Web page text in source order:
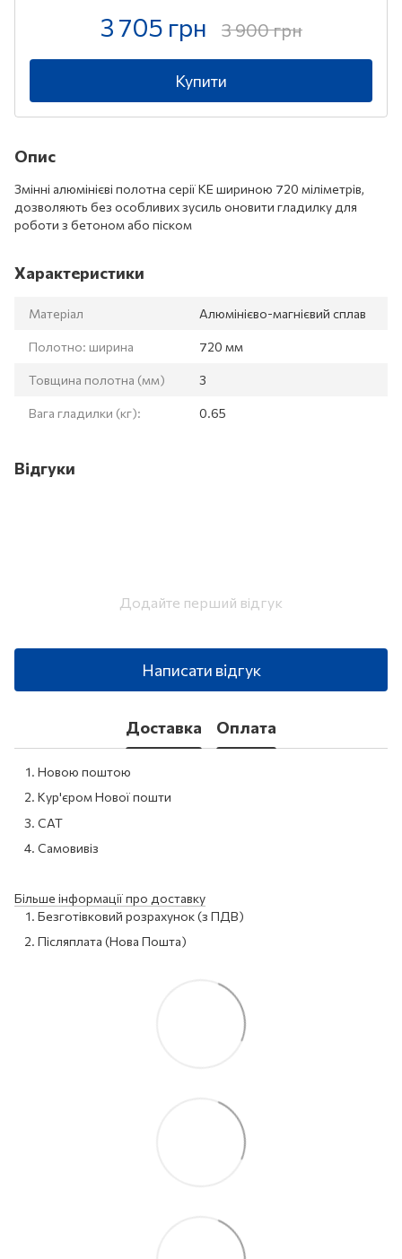
3 705 грн 3 900 грн
Купити
Опис
Змінні алюмінієві полотна серії KE шириною 720 міліметрів,
дозволяють без особливих зусиль оновити гладилку для
роботи з бетоном або піском
Характеристики
Матеріал Алюмінієво-магнієвий сплав
Полотно: ширина 720 мм
Товщина полотна (мм) 3
Вага гладилки (кг): 0.65
Відгуки
Додайте перший відгук
Написати відгук
Доставка Оплата
Новою поштою
Кур'єром Нової пошти
САТ
Самовивіз
Більше інформації про доставку
Безготівковий розрахунок (з ПДВ)
Післяплата (Нова Пошта)